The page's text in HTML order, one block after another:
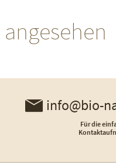
info@bio-
Für die